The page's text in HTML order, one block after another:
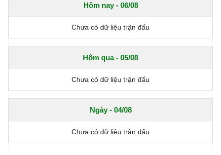
Hôm nay - 06/08
Chưa có dữ liệu trận đấu
Hôm qua - 05/08
Chưa có dữ liệu trận đấu
Ngày - 04/08
Chưa có dữ liệu trận đấu